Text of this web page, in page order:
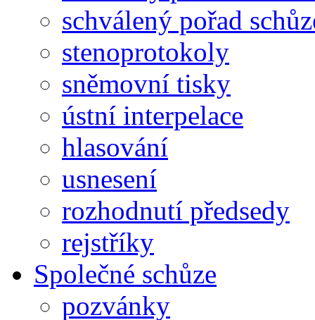
schválený pořad
stenoprotokoly
sněmovní tisky
ústní interpelace
hlasování
usnesení
rozhodnutí předsedy
rejstříky
Společné schůze
pozvánky